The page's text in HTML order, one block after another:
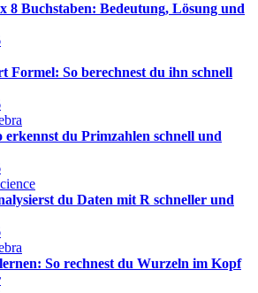
8 Buchstaben: Bedeutung, Lösung und
Formel: So berechnest du ihn schnell
erkennst du Primzahlen schnell und
du Daten mit R schneller und
So rechnest du Wurzeln im Kopf